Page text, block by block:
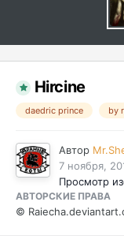
Hircine
daedric prince by
Автор
7 ноября,
Просмотр
АВТОРСКИЕ ПРАВА
©